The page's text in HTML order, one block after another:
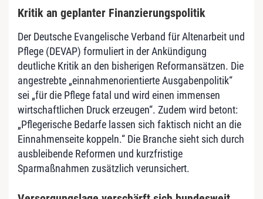
Kritik an geplanter Finanzierungspolitik
Der Deutsche Evangelische Verband für Altenarbeit und
Pflege (DEVAP) formuliert in der Ankündigung
deutliche Kritik an den bisherigen Reformansätzen. Die
angestrebte „einnahmenorientierte Ausgabenpolitik“
sei „für die Pflege fatal und wird einen immensen
wirtschaftlichen Druck erzeugen“. Zudem wird betont:
„Pflegerische Bedarfe lassen sich faktisch nicht an die
Einnahmenseite koppeln.“ Die Branche sieht sich durch
ausbleibende Reformen und kurzfristige
Sparmaßnahmen zusätzlich verunsichert.